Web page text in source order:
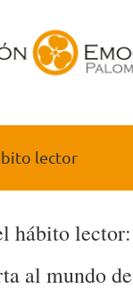
lector
hábito
al mundo